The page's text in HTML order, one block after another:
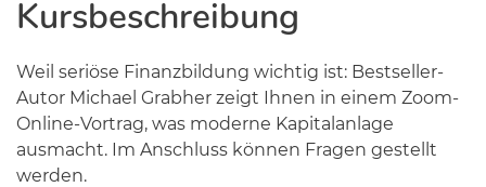
Kursbeschreibung
Weil seriöse Finanzbildung wichtig ist: Bestseller-
Autor Michael Grabher zeigt Ihnen in einem Zoom-
Online-Vortrag, was moderne Kapitalanlage
ausmacht. Im Anschluss können Fragen gestellt
werden.